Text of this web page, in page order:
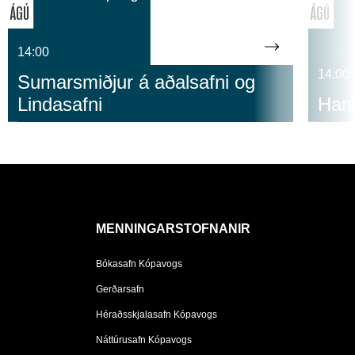
ÁGÚ
14:00
Sumarsmiðjur á aðalsafni og
Lindasafni
ÁGÚ
14:00
MENNINGARSTOFNANIR
Bókasafn Kópavogs
Gerðarsafn
Héraðsskjalasafn Kópavogs
Náttúrusafn Kópavogs